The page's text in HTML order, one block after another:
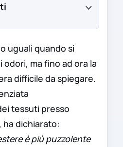
uguali quando si
ma fino ad ora la
difficile da spiegare.
tessuti presso
ha dichiarato:
è più puzzolente